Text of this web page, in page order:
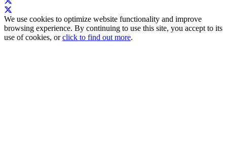
We use cookies to optimize website functionality and improve
browsing experience. By continuing to use this site, you accept to its
use of cookies, orclick to find out more.